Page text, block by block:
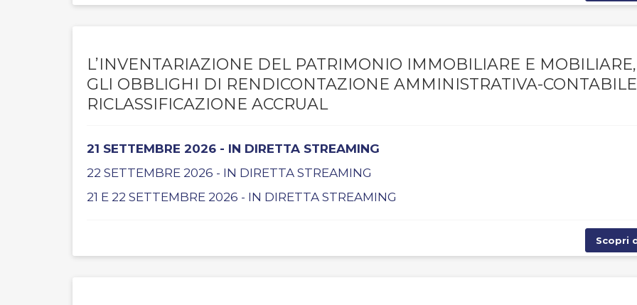
L’INVENTARIAZIONE DEL PATRIMONIO IMMOBILIARE E MOBILIARE,
GLI OBBLIGHI DI RENDICONTAZIONE AMMINISTRATIVA-
RICLASSIFICAZIONE ACCRUAL
21 SETTEMBRE 2026 - IN DIRETTA STREAMING
22 SETTEMBRE 2026 - IN DIRETTA STREAMING
21 E 22 SETTEMBRE 2026 - IN DIRETTA STREAMING
Scopri